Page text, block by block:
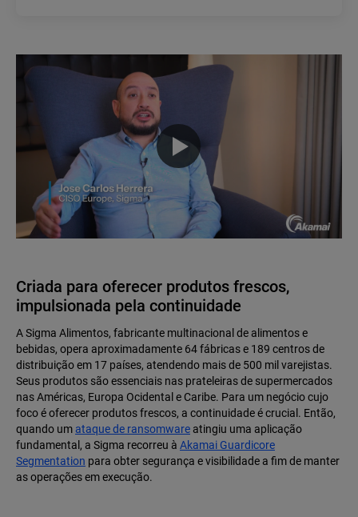
Criada para oferecer produtos frescos,
impulsionada pela continuidade
A Sigma Alimentos, fabricante multinacional de alimentos e
bebidas, opera aproximadamente 64 fábricas e 189 centros de
distribuição em 17 países, atendendo mais de 500 mil varejistas.
Seus produtos são essenciais nas prateleiras de supermercados
nas Américas, Europa Ocidental e Caribe. Para um negócio cujo
foco é oferecer produtos frescos, a continuidade é crucial. Então,
quando umataque de ransomwareatingiu uma aplicação
fundamental, a Sigma recorreu à Akamai Guardicore
Segmentation para obter segurança e visibilidade a fim de manter
as operações em execução.